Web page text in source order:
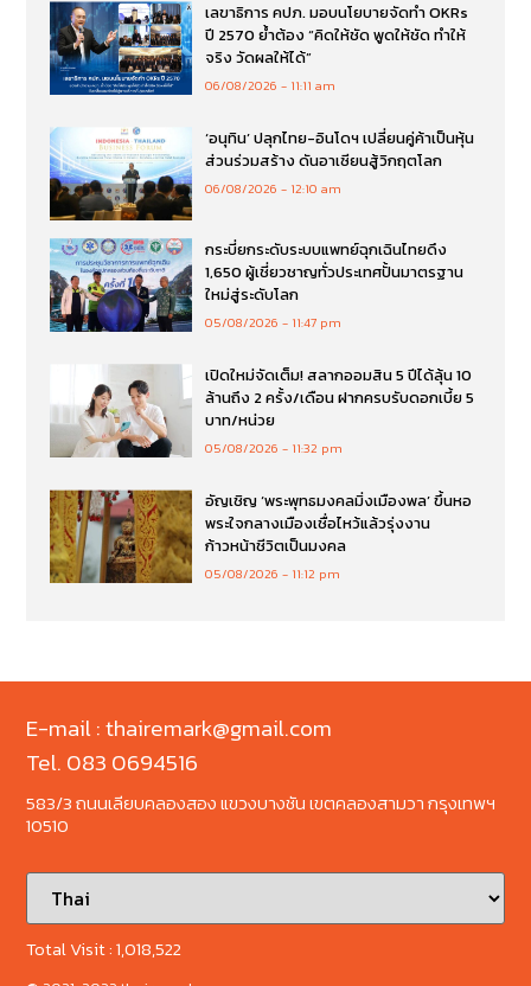
เลขาธิการ คปภ. มอบนโยบายจัดทำ OKRs
ปี 2570 ย้ำต้อง “คิดให้ชัด พูดให้ชัด ทำให้
จริง วัดผลให้ได้”
06/08/2026 11:11 am
‘อนุทิน’ ปลุกไทย-อินโดฯ เปลี่ยนคู่ค้าเป็นหุ้น
ส่วนร่วมสร้าง ดันอาเซียนสู้วิกฤตโลก
06/08/2026 12:10 am
กระบี่ยกระดับระบบแพทย์ฉุกเฉินไทยดึง
1,650 ผู้เชี่ยวชาญทั่วประเทศปั้นมาตรฐาน
ใหม่สู่ระดับโลก
05/08/2026 11:47 pm
เปิดใหม่จัดเต็ม! สลากออมสิน 5 ปีได้ลุ้น 10
ล้านถึง 2 ครั้ง/เดือน ฝากครบรับดอกเบี้ย 5
บาท/หน่วย
05/08/2026 11:32 pm
อัญเชิญ ‘พระพุทธมงคลมิ่งเมืองพล’ ขึ้นหอ
พระใจกลางเมืองเชื่อไหว้แล้วรุ่งงาน
ก้าวหน้าชีวิตเป็นมงคล
05/08/2026 11:12 pm
E-mail : thairemark@gmail.com
Tel. 083 0694516
583/3 ถนนเลียบคลองสอง แขวงบางชัน เขตคลองสามวา กรุงเทพฯ
10510
Total Visit :1,018,522